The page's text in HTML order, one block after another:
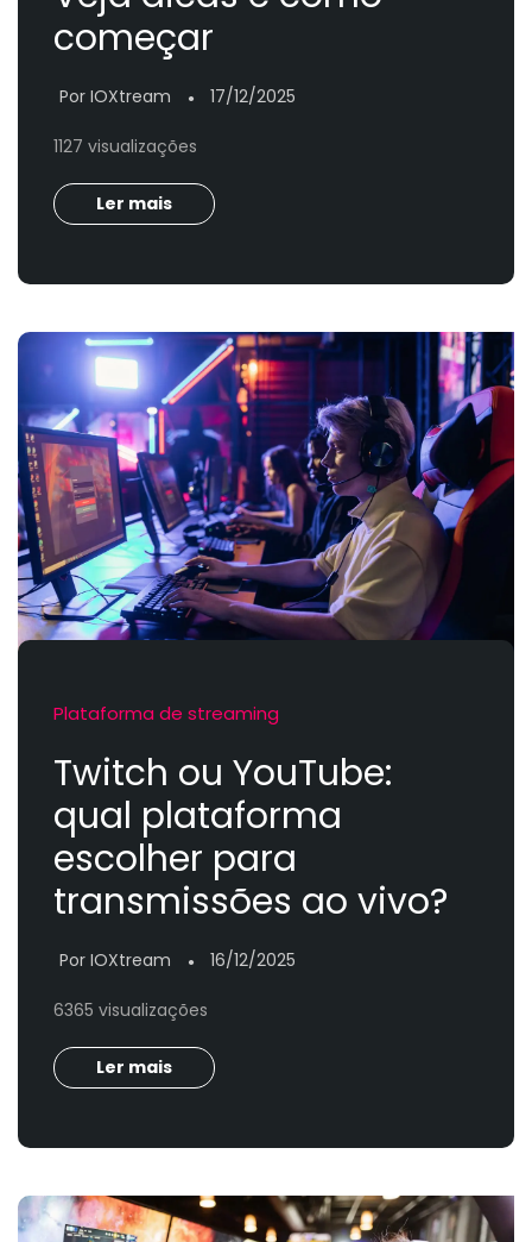
começar
Por IOXtream ● 17/12/2025
1127 visualizações
Ler mais
Plataforma de streaming
Twitch ou YouTube:
qual plataforma
escolher para
transmissões ao vivo?
Por IOXtream ● 16/12/2025
6365 visualizações
Ler mais